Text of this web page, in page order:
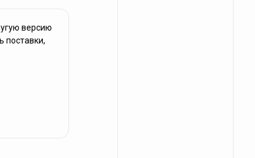
версию
поставки,